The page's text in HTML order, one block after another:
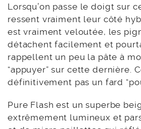
Lorsqu’on passe le doigt sur
ressent vraiment leur côté
est vraiment veloutée, les
détachent facilement et
rappellent un peu la pâte à
“appuyer” sur cette dernière.
définitivement pas un fard
Pure Flash est un superbe
extrêmement lumineux et